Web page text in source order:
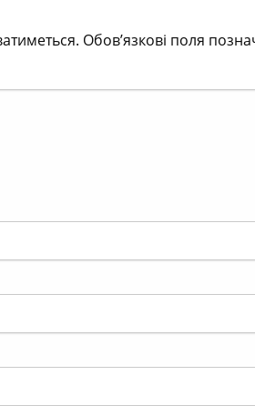
Обов’язкові поля